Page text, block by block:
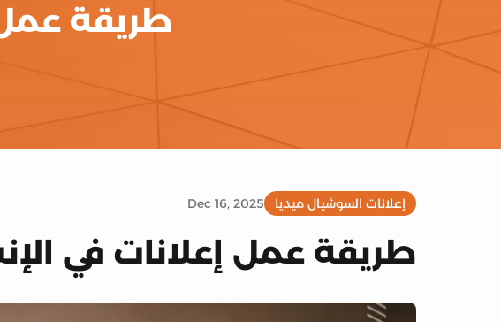
طريقة عمل
إعلانات السوشيال ميديا Dec 16, 2025
طريقة عمل إعلانات في